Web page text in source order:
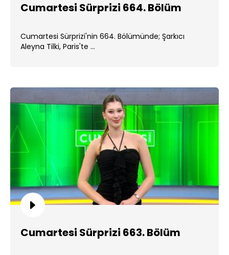
Cumartesi Sürprizi 664. Bölüm
Cumartesi Sürprizi'nin 664. Bölümünde; Şarkıcı
Aleyna Tilki, Paris'te ...
Cumartesi Sürprizi 663. Bölüm